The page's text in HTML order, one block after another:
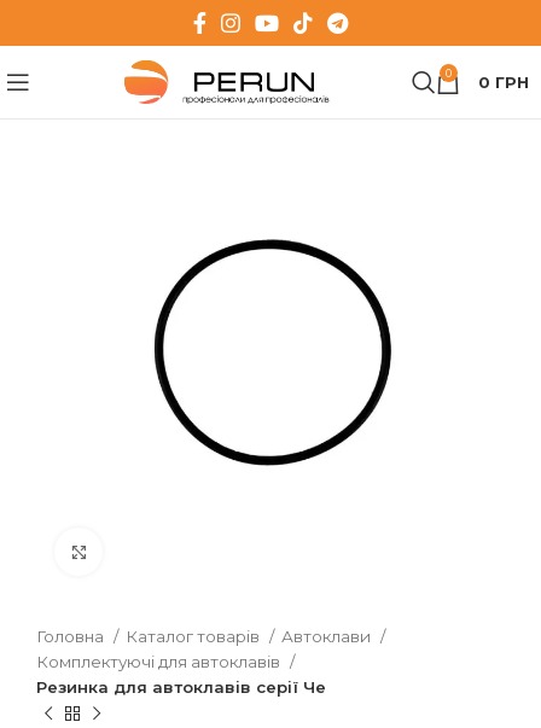
0 0 ГРН
Головна Каталог товарів
Автоклави
Комплектуючі для автоклавів
Резинка для автоклавів серії Че